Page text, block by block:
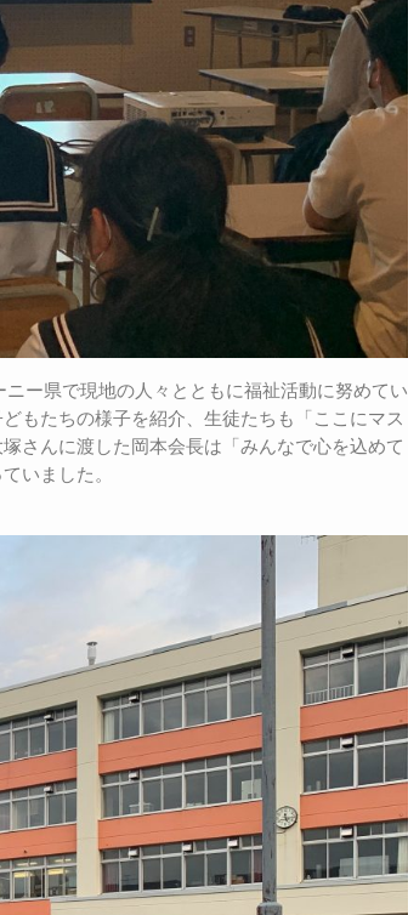
ー県で現地の人々とともに福祉活動に努めてい
もたちの様子を紹介、生徒たちも「ここにマス
さんに渡した岡本会長は「みんなで心を込めて
いました。